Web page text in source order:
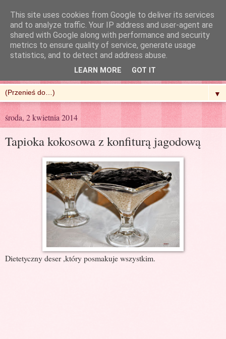
R'n'G Kitchen
▼
środa, 2 kwietnia 2014
Tapioka kokosowa z konfiturą jagodową
Dietetyczny deser ,który posmakuje wszystkim.
This site uses cookies from Google to deliver its services
and to analyze traffic. Your IP address and user-agent are
shared with Google along with performance and security
metrics to ensure quality of service, generate usage
statistics, and to detect and address abuse.
LEARN MORE GOT IT